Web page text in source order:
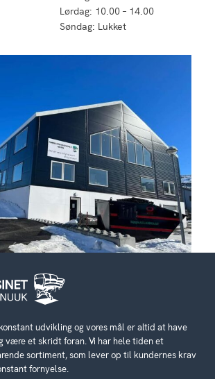
Lørdag: 10.00 – 14.00
Søndag: Lukket
udvikling og vores mål er altid at have
være et skridt foran. Vi har hele tiden et
sortiment, som lever op til kundernes krav
fornyelse.